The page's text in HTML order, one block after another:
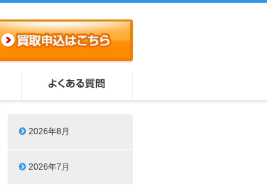
2026年8月
2026年7月